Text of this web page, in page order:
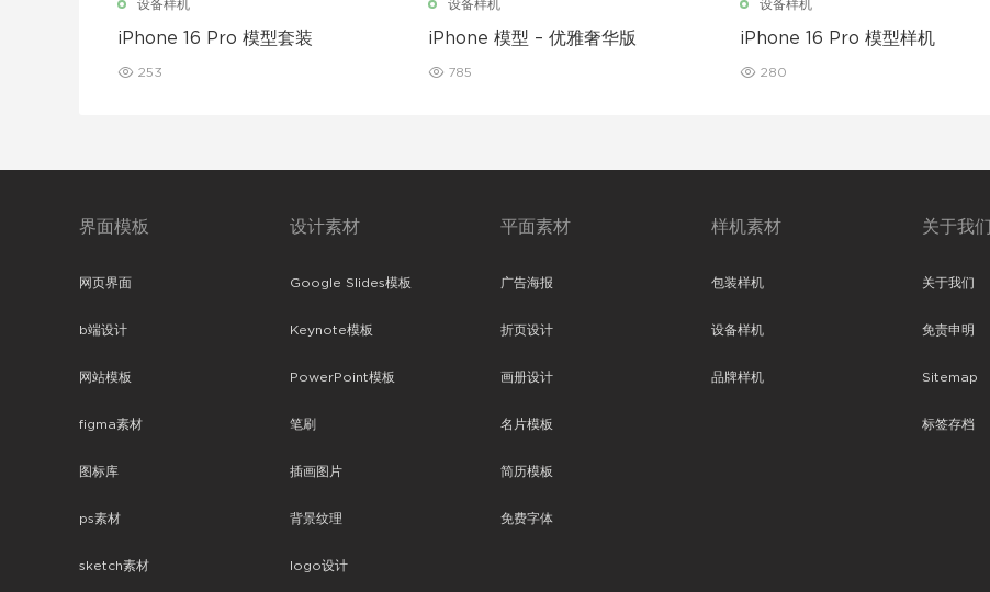
设备样机
iPhone 16 Pro 模型套装
253
设备样机
iPhone 模型 – 优雅奢华版
785
设备样机
iPhone 16 Pro 模型样机
280
界面模板
网页界面
b端设计
网站模板
figma素材
图标库
ps素材
sketch素材
设计素材
Google Slides模板
Keynote模板
PowerPoint模板
笔刷
插画图片
背景纹理
logo设计
平面素材
广告海报
折页设计
画册设计
名片模板
简历模板
免费字体
样机素材
包装样机
设备样机
品牌样机
关于我们
关于我们
免责申明
Sitemap
标签存档